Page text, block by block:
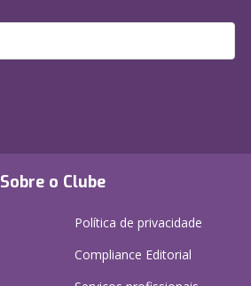
Sobre o Clube
Política de privacidade
Compliance Editorial